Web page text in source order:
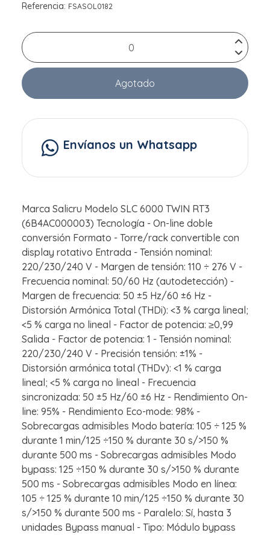
Referencia: FSASOL0182
Agotado
Envíanos un Whatsapp
Marca Salicru Modelo SLC 6000 TWIN RT3
(6B4AC000003) Tecnología - On-line doble
conversión Formato - Torre/rack convertible con
display rotativo Entrada - Tensión nominal:
220/230/240 V - Margen de tensión: 110 ÷ 276 V -
Frecuencia nominal: 50/60 Hz (autodetección) -
Margen de frecuencia: 50 ±5 Hz/60 ±6 Hz -
Distorsión Armónica Total (THDi): <3 % carga lineal;
<5 % carga no lineal - Factor de potencia: ≥0,99
Salida - Factor de potencia: 1 - Tensión nominal:
220/230/240 V - Precisión tensión: ±1% -
Distorsión armónica total (THDv): <1 % carga
lineal; <5 % carga no lineal - Frecuencia
sincronizada: 50 ±5 Hz/60 ±6 Hz - Rendimiento On-
line: 95% - Rendimiento Eco-mode: 98% -
Sobrecargas admisibles Modo batería: 105 ÷ 125 %
durante 1 min/125 ÷150 % durante 30 s/>150 %
durante 500 ms - Sobrecargas admisibles Modo
bypass: 125 ÷150 % durante 30 s/>150 % durante
500 ms - Sobrecargas admisibles Modo en línea:
105 ÷ 125 % durante 10 min/125 ÷150 % durante 30
s/>150 % durante 500 ms - Paralelo: Sí, hasta 3
unidades Bypass manual - Tipo: Módulo bypass